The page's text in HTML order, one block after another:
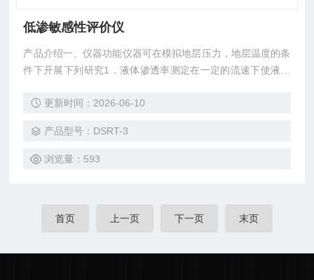
低渗敏感性评价仪
产品介绍一、仪器功能仪器可在模拟地层压力，地层温度的条
件下开展下列研究1．液体渗透率测定在一定的流速下使液体
量，结合其它参数，根据达西定律计算岩心液体渗透率
更新时间：2026-06-10
产品型号：DSRT-3
浏览量：593
首页 上一页 下一页 末页